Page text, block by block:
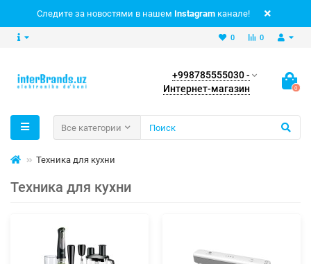
Следите за новостями в нашем Instagram канале!
0
0
+998785555030 -
Интернет-магазин
0
Все категории
Техника для кухни
Техника для кухни